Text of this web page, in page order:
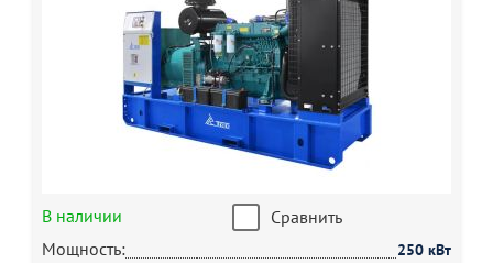
В наличии
Сравнить
Мощность:
250 кВт